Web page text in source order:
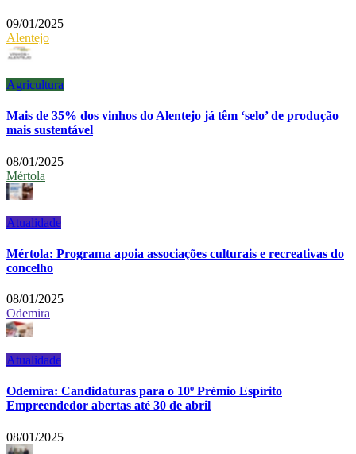
09/01/2025
Alentejo
Agricultura
Mais de 35% dos vinhos do Alentejo já têm ‘selo’ de produção
mais sustentável
08/01/2025
Mértola
Atualidade
Mértola: Programa apoia associações culturais e recreativas do
concelho
08/01/2025
Odemira
Atualidade
Odemira: Candidaturas para o 10º Prémio Espírito
Empreendedor abertas até 30 de abril
08/01/2025